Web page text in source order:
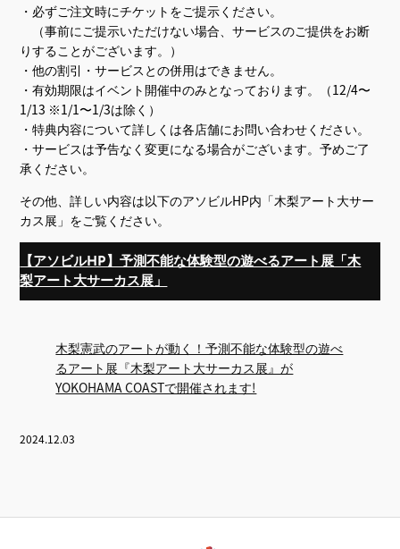
・必ずご注文時にチケットをご提示ください。
（事前にご提示いただけない場合、サービスのご提供をお断
りすることがございます。）
・他の割引・サービスとの併用はできません。
・有効期限はイベント開催中のみとなっております。（12/4〜
1/13 ※1/1〜1/3は除く）
・特典内容について詳しくは各店舗にお問い合わせください。
・サービスは予告なく変更になる場合がございます。予めご了
承ください。
その他、詳しい内容は以下のアソビルHP内「木梨アート大サー
カス展」をご覧ください。
【アソビルHP】予測不能な体験型の遊べるアート展「木
梨アート大サーカス展」
木梨憲武のアートが動く！予測不能な体験型の遊べ
るアート展『木梨アート大サーカス展』が
YOKOHAMA COASTで開催されます!
2024.12.03